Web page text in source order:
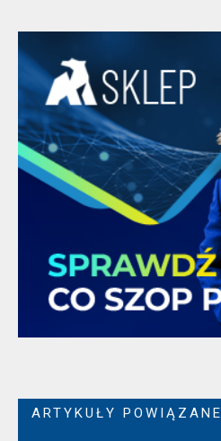
ARTYKUŁY POWIĄZANE